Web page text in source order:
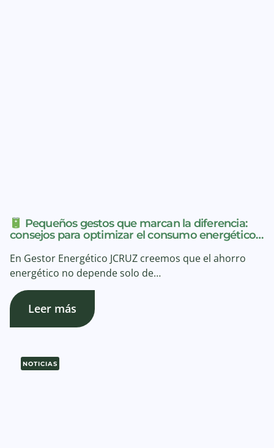
Pequeños gestos que marcan la diferencia:
consejos para optimizar el consumo energético…
En Gestor Energético JCRUZ creemos que el ahorro
energético no depende solo de…
Leer más
NOTICIAS